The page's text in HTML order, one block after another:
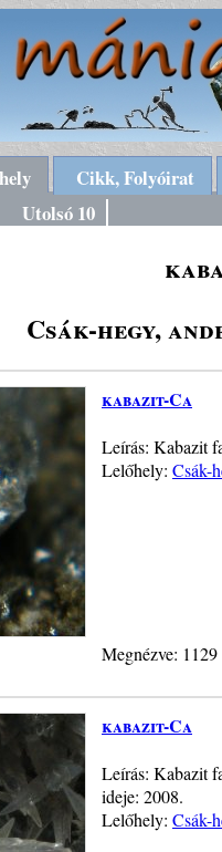
Cikk, Folyóirat
Utolsó 10
Csák-hegy,
kabazit-Ca
Leírás: Kabazit
Lelőhely: Csák-
Megnézve:
kabazit-Ca
Leírás: Kabazit
ideje: 2008.
Lelőhely: Csák-